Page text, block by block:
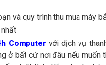
và quy trình thu mua máy
Computer với dịch vụ
ở bất cứ nơi đâu nếu muốn